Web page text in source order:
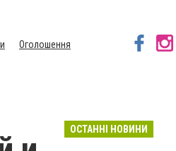
Оголошення
ОСТАННІ НОВИНИ